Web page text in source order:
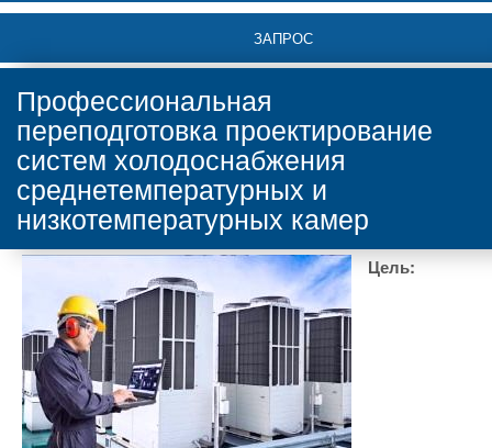
ЗАПРОС
Профессиональная
переподготовка проектирование
систем холодоснабжения
среднетемпературных и
низкотемпературных камер
Цель: